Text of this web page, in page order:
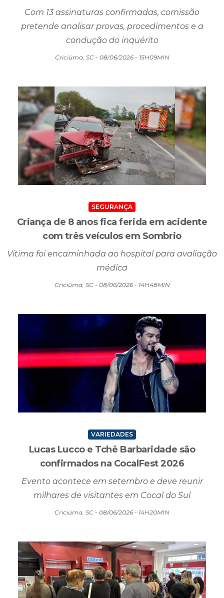
condução do inquérito
Criciúma, SC - 08/06/2026 - 15H09MIN
SEGURANÇA
com três veículos em Sombrio
Vítima foi encaminhada ao hospital para avaliação
médica
Criciúma, SC - 08/06/2026 - 14H48MIN
VARIEDADES
confirmados na CocalFest 2026
Evento acontece em setembro e deve reunir
milhares de visitantes em Cocal do Sul
Criciúma, SC - 08/06/2026 - 14H20MIN